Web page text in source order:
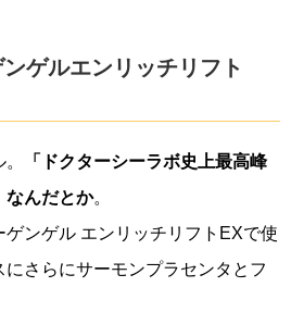
ゲルエンリッチリフト
「ドクターシーラボ史上最高峰
なんだとか。
ンゲル エンリッチリフトEXで使
さらにサーモンプラセンタとフ